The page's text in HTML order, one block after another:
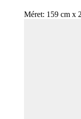
Méret: 159 cm x